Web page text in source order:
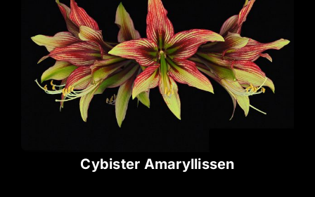
Cybister Amaryllissen